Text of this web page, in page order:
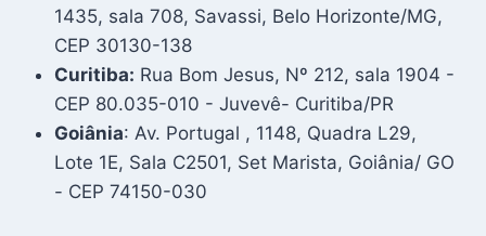
1435, sala 708, Savassi, Belo Horizonte/MG,
CEP 30130-138
Curitiba: Rua Bom Jesus, Nº 212, sala 1904 -
CEP 80.035-010 - Juvevê- Curitiba/PR
Goiânia: Av. Portugal , 1148, Quadra L29,
Lote 1E, Sala C2501, Set Marista, Goiânia/ GO
- CEP 74150-030